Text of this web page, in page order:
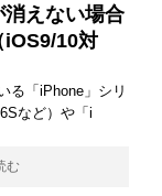
消えない場合
iOS9/10対
る「iPhone」シリ
など）や「i
む